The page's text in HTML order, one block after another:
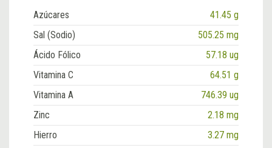
Azúcares
41.45 g
Sal (Sodio)
505.25 mg
Ácido Fólico
57.18 ug
Vitamina C
64.51 g
Vitamina A
746.39 ug
Zinc
2.18 mg
Hierro
3.27 mg